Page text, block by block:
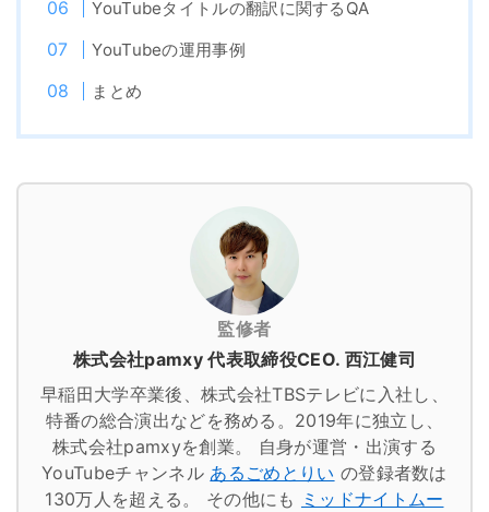
YouTubeタイトルの翻訳に関するQA
YouTubeの運用事例
まとめ
監修者
株式会社pamxy 代表取締役CEO. 西江健司
早稲田大学卒業後、株式会社TBSテレビに入社し、
特番の総合演出などを務める。2019年に独立し、
株式会社pamxyを創業。
自身が運営・出演する
YouTubeチャンネル あるごめとりい の登録者数は
130万人を超える。
その他にも ミッドナイトムー